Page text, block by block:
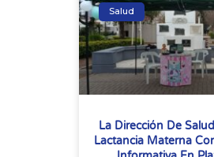
Salud
La Dirección De
Lactancia Materna